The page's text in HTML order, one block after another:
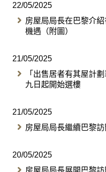
22/05/2025
房屋局局長在巴黎介
機遇（附圖）
21/05/2025
「出售居者有其屋計
九日起開始選樓
21/05/2025
房屋局局長繼續巴黎訪
20/05/2025
房屋局局長展開巴黎訪